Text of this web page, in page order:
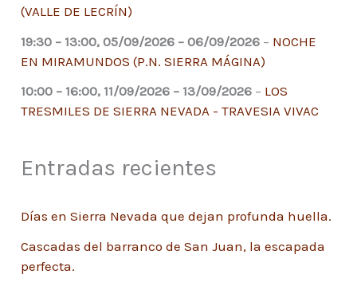
(VALLE DE LECRÍN)
19:30 – 13:00,05/09/2026 – 06/09/2026 – NOCHE
EN MIRAMUNDOS (P.N. SIERRA MÁGINA)
10:00 – 16:00, 11/09/2026 – 13/09/2026 – LOS
TRESMILES DE SIERRA NEVADA - TRAVESIA VIVAC
Entradas recientes
Días en Sierra Nevada que dejan profunda huella.
Cascadas del barranco de San Juan, la escapada
perfecta.